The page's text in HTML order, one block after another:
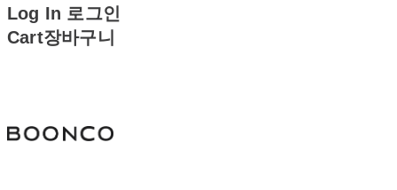
Log In 로그인
Cart장바구니